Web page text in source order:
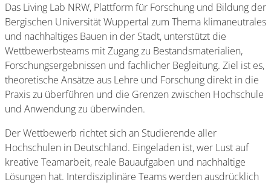
Das Living Lab NRW, Plattform für Forschung und Bildung der
Bergischen Universität Wuppertal zum Thema klimaneutrales
und nachhaltiges Bauen in der Stadt, unterstützt die
Wettbewerbsteams mit Zugang zu Bestandsmaterialien,
Forschungsergebnissen und fachlicher Begleitung. Ziel ist es,
theoretische Ansätze aus Lehre und Forschung direkt in die
Praxis zu überführen und die Grenzen zwischen Hochschule
und Anwendung zu überwinden.
Der Wettbewerb richtet sich an Studierende aller
Hochschulen in Deutschland. Eingeladen ist, wer Lust auf
kreative Teamarbeit, reale Bauaufgaben und nachhaltige
Lösungen hat. Interdisziplinäre Teams werden ausdrücklich